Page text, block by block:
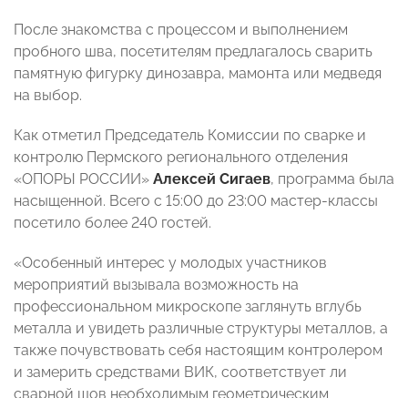
После знакомства с процессом и выполнением
пробного шва, посетителям предлагалось сварить
памятную фигурку динозавра, мамонта или медведя
на выбор.
Как отметил Председатель Комиссии по сварке и
контролю Пермского регионального отделения
«ОПОРЫ РОССИИ» Алексей Сигаев, программа была
насыщенной. Всего с 15:00 до 23:00 мастер-классы
посетило более 240 гостей.
«Особенный интерес у молодых участников
мероприятий вызывала возможность на
профессиональном микроскопе заглянуть вглубь
металла и увидеть различные структуры металлов, а
также почувствовать себя настоящим контролером
и замерить средствами ВИК, соответствует ли
сварной шов необходимым геометрическим